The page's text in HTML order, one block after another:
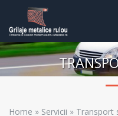
Home » Servicii » Transport